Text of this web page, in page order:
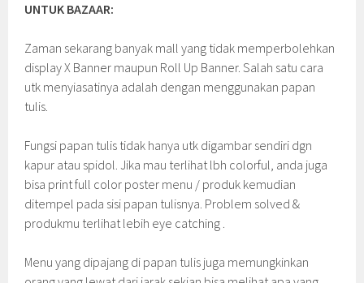
UNTUK BAZAAR:
Zaman sekarang banyak mall yang tidak memperbolehkan
display X Banner maupun Roll Up Banner. Salah satu cara
utk menyiasatinya adalah dengan menggunakan papan
tulis.
Fungsi papan tulis tidak hanya utk digambar sendiri dgn
kapur atau spidol. Jika mau terlihat lbh colorful, anda juga
bisa print full color poster menu / produk kemudian
ditempel pada sisi papan tulisnya. Problem solved &
produkmu terlihat lebih eye catching .
Menu yang dipajang di papan tulis juga memungkinkan